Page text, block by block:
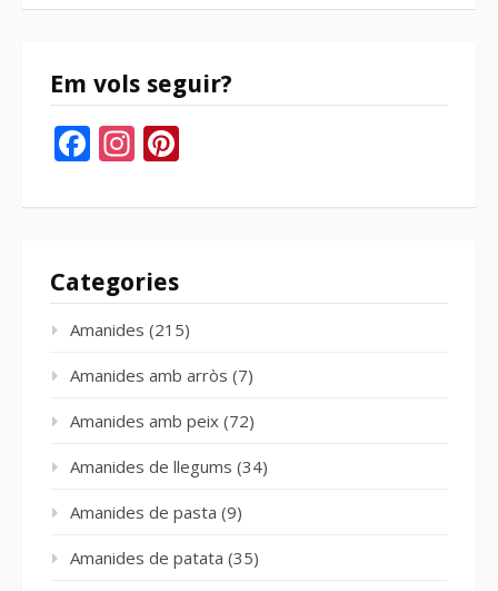
bloc
Em vols seguir?
Facebook
Instagram
Categories
Amanides (215)
Amanides amb arròs (7)
Amanides amb peix (72)
Amanides de llegums (34)
Amanides de pasta (9)
Amanides de patata (35)